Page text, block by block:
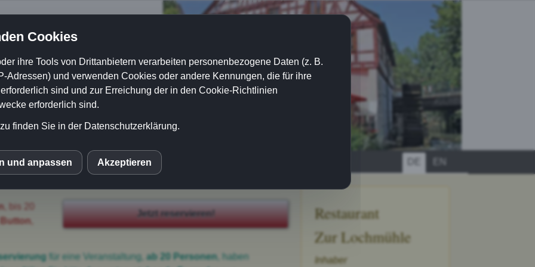
Kontakt
, bis 20
Jetzt reservieren!
für eine Veranstaltung, ab 20 Personen, haben
Restaurant
Zur Lochmühle
Inhaber
Cookies
ihre Tools von Drittanbietern verarbeiten personenbezogene Daten (z. B.
Adressen) und verwenden Cookies oder andere Kennungen, die für ihre
sind und zur Erreichung der in den Cookie-Richtlinien
erforderlich sind.
finden Sie in der Datenschutzerklärung.
Fonts
und anpassen Akzeptieren